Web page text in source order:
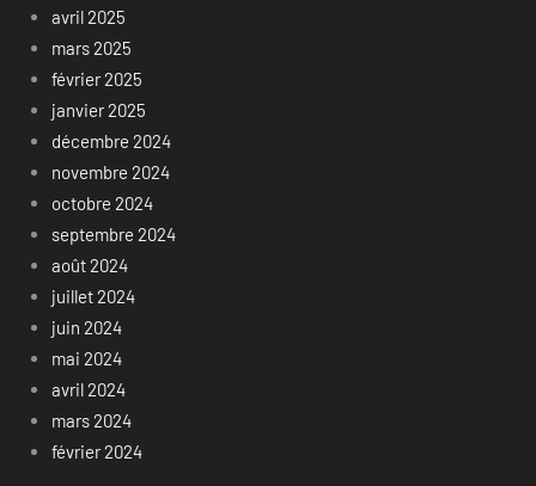
avril 2025
mars 2025
février 2025
janvier 2025
décembre 2024
novembre 2024
octobre 2024
septembre 2024
août 2024
juillet 2024
juin 2024
mai 2024
avril 2024
mars 2024
février 2024